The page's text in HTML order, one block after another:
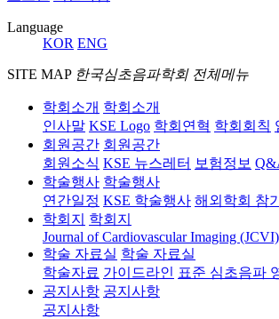
Language
KOR ENG
SITE MAP 한국심초음파학회 전체메뉴
학회소개 학회소개
인사말 KSE Logo 학회연혁 학회회칙
회원공간 회원공간
회원소식 KSE 뉴스레터 보험정보
학술행사 학술행사
연간일정 KSE 학술행사 해외학회 참
학회지
학회지
Journal of Cardiovascular Imaging (JCVI)
학술 자료실 학술 자료실
학술자료 가이드라인 표준 심초음파
공지사항 공지사항
공지사항